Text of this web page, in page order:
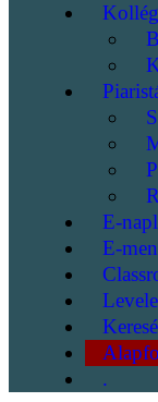
E-
E-
.